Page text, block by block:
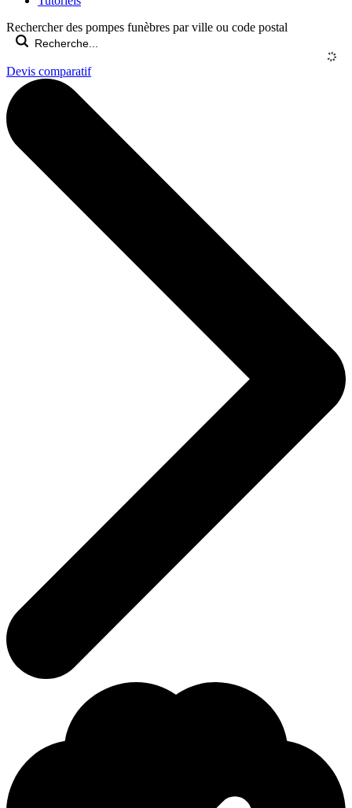
Rechercher des pompes funèbres par ville ou code postal
Devis comparatif